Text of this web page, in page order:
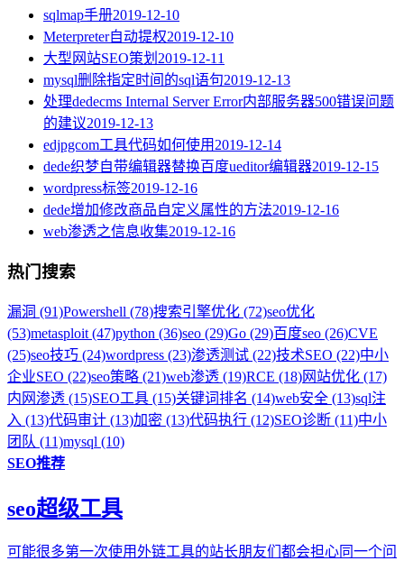
sqlmap手册2019-12-10
Meterpreter自动提权2019-12-10
大型网站SEO策划 2019-12-11
mysql删除指定时间的sql语句2019-12-13
处理dedecms Internal Server Error内部服务器500错误问题
的建议2019-12-13
edjpgcom工具代码如何使用 2019-12-14
dede织梦自带编辑器替换百度ueditor编辑器2019-12-15
wordpress标签2019-12-16
dede增加修改商品自定义属性的方法2019-12-16
web渗透之信息收集2019-12-16
热门搜索
漏洞 (91)Powershell (78)搜索引擎优化 (72)seo优化
(53)metasploit (47)python (36)seo (29)Go (29)百度seo (26)CVE
(25)seo技巧 (24)wordpress (23)渗透测试 (22)技术SEO (22)中小
企业SEO (22)seo策略 (21)web渗透 (19)RCE (18)网站优化 (17)
内网渗透 (15)SEO工具 (15)关键词排名 (14)web安全 (13)sql注
入 (13)代码审计 (13)加密 (13)代码执行 (12)SEO诊断 (11)中小
团队 (11)mysql (10)
SEO推荐
seo超级工具
可能很多第一次使用外链工具的站长朋友们都会担心同一个问